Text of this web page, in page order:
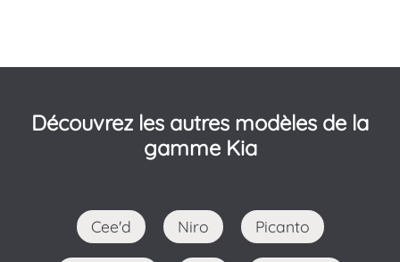
Découvrez les autres modèles de la
gamme Kia
Cee'd Niro Picanto